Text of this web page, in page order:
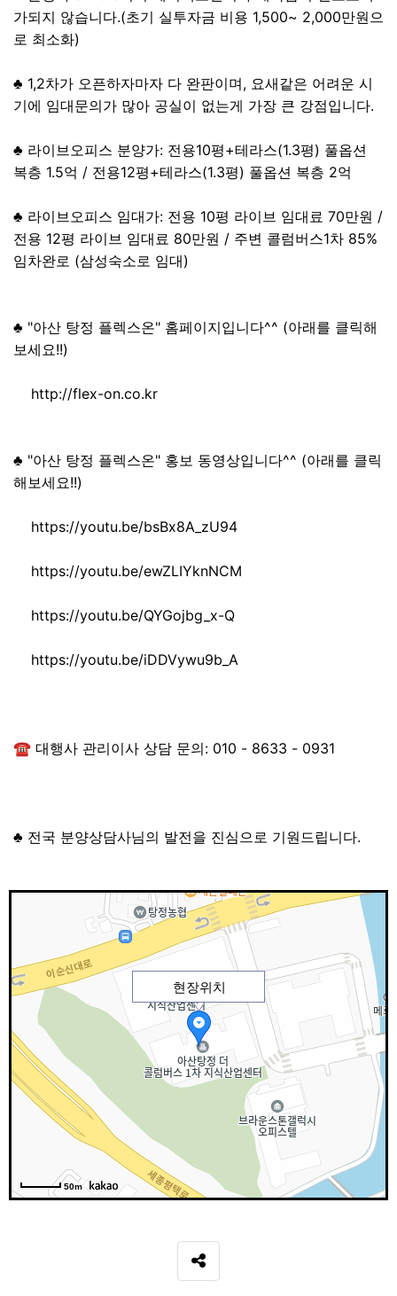
가되지 않습니다.(초기 실투자금 비용 1,500~ 2,000만원으
로 최소화)
♣ 1,2차가 오픈하자마자 다 완판이며, 요새같은 어려운 시
기에 임대문의가 많아 공실이 없는게 가장 큰 강점입니다.
♣ 라이브오피스 분양가: 전용10평+테라스(1.3평) 풀옵션
복층 1.5억 / 전용12평+테라스(1.3평) 풀옵션 복층 2억
♣ 라이브오피스 임대가: 전용 10평 라이브 임대료 70만원 /
전용 12평 라이브 임대료 80만원 / 주변 콜럼버스1차 85%
임차완로 (삼성숙소로 임대)
♣ "아산 탕정 플렉스온" 홈페이지입니다^^ (아래를 클릭해
보세요!!)
http://flex-on.co.kr
♣ "아산 탕정 플렉스온" 홍보 동영상입니다^^ (아래를 클릭
해보세요!!)
https://youtu.be/bsBx8A_zU94
https://youtu.be/ewZLIYknNCM
https://youtu.be/QYGojbg_x-Q
https://youtu.be/iDDVywu9b_A
☎ 대행사 관리이사 상담 문의: 010 - 8633 - 0931
♣ 전국 분양상담사님의 발전을 진심으로 기원드립니다.
현장위치
50m
SNS 공유